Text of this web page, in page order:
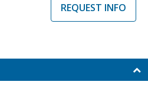
REQUEST INFO